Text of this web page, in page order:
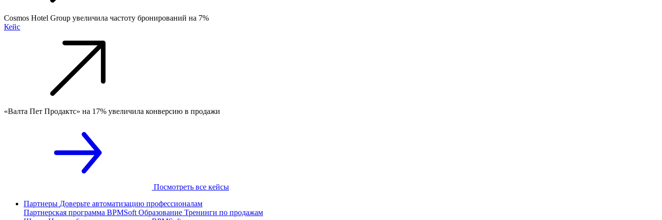
Cosmos Hotel Group увеличила частоту бронирований на 7%
Кейс
«Валта Пет Продактс» на 17% увеличила конверсию в продажи
Посмотреть все кейсы
Партнеры Доверьте автоматизацию профессионалам
Партнерская программа BPMSoft Образование Тренинги по продажам